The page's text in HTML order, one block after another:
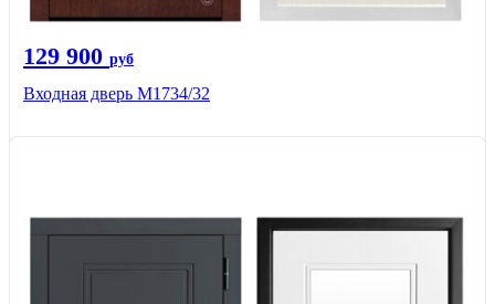
129 900 руб
Входная дверь М1734/32